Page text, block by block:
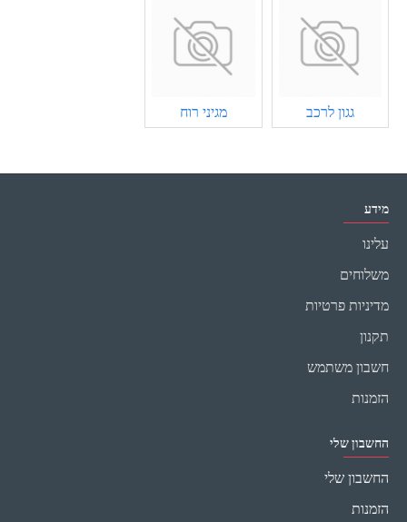
גגון לרכב מגיני רוח
מידע
עלינו
משלוחים
מדיניות פרטיות
תקנון
חשבון משתמש
הזמנות
החשבון שלי
החשבון שלי
הזמנות